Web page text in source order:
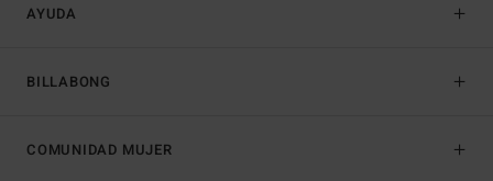
AYUDA
BILLABONG
COMUNIDAD MUJER